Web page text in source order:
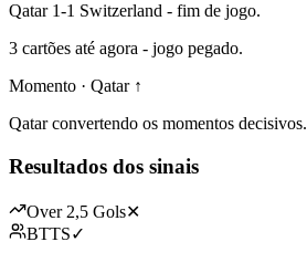
Qatar 1-1 Switzerland - fim de jogo.
3 cartões até agora - jogo pegado.
Momento · Qatar ↑
Qatar convertendo os momentos decisivos.
Resultados dos sinais
Over 2,5 Gols✕
BTTS✓